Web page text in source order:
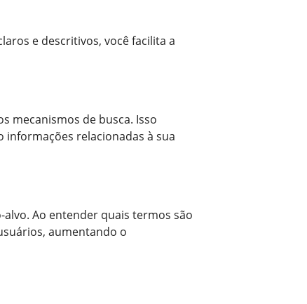
e descritivos, você facilita a
mecanismos de busca. Isso
relacionadas à sua
Ao entender quais termos são
aumentando o